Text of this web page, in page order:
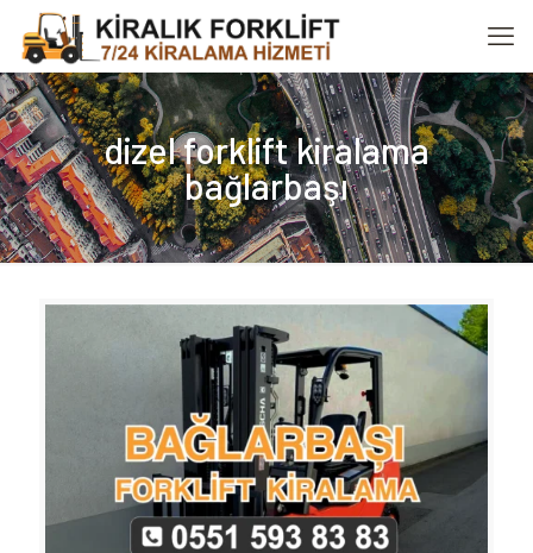
dizel forklift kiralama
bağlarbaşı